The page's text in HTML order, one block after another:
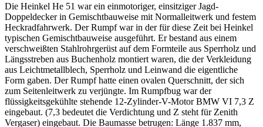
Die Heinkel He 51 war ein einmotoriger, einsitziger Jagd-
Doppeldecker in Gemischtbauweise mit Normalleitwerk und festem
Heckradfahrwerk. Der Rumpf war in der für diese Zeit bei Heinkel
typischen Gemischtbauweise ausgeführt. Er bestand aus einem
verschweißten Stahlrohrgerüst auf dem Formteile aus Sperrholz und
Längsstreben aus Buchenholz montiert waren, die der Verkleidung
aus Leichtmetallblech, Sperrholz und Leinwand die eigentliche
Form gaben. Der Rumpf hatte einen ovalen Querschnitt, der sich
zum Seitenleitwerk zu verjüngte. Im Rumpfbug war der
flüssigkeitsgekühlte stehende 12-Zylinder-V-Motor BMW VI 7,3 Z
eingebaut. (7,3 bedeutet die Verdichtung und Z steht für Zenith
Vergaser) eingebaut. Die Baumasse betrugen: Länge 1.837 mm,